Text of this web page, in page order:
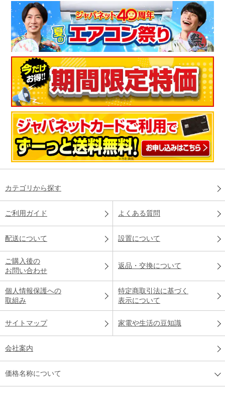
カテゴリから探す
ご利用ガイド よくある質問
配送について 設置について
ご購入後の
お問い合わせ
返品・交換について
個人情報保護への
取組み
特定商取引法に基づく
表示について
サイトマップ 家電や生活の豆知識
会社案内
価格名称について